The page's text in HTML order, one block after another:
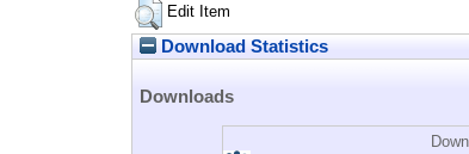
Edit Item
Download Statistics
Downloads